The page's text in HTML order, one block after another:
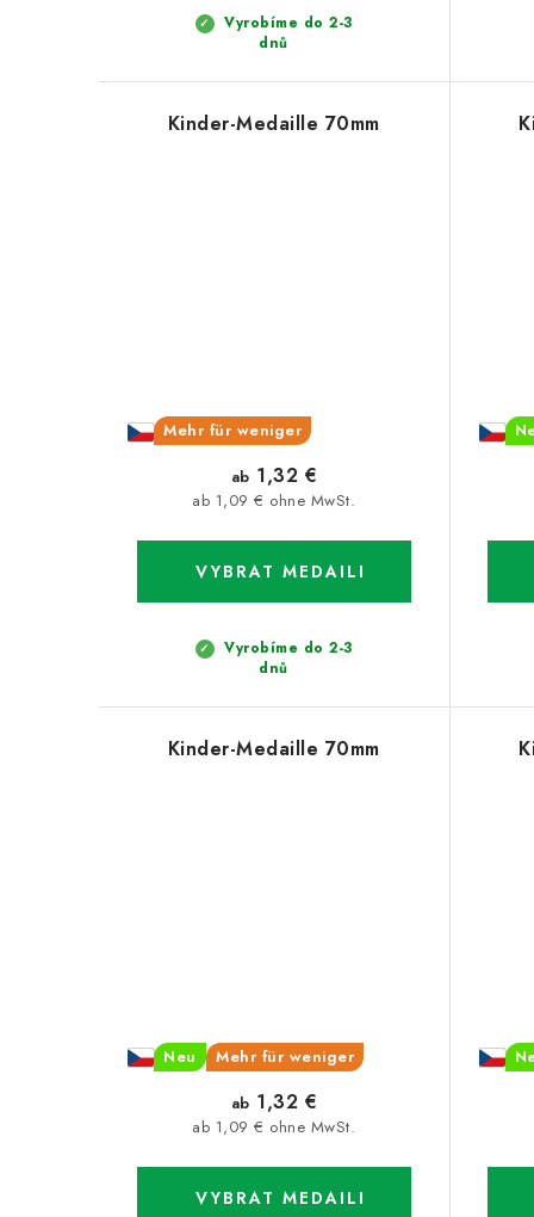
n
k
Vyrobíme do 2-3
dnů
Kinder-Medaille 70mm
Mehr für weniger
Vyrobíme do 2-3
dnů
ab 1,09 € ohne MwSt.
ab 1,32 €
Kinder-Medaille 70mm
Neu Mehr für weniger
ab 1,09 € ohne MwSt.
ab 1,32 €